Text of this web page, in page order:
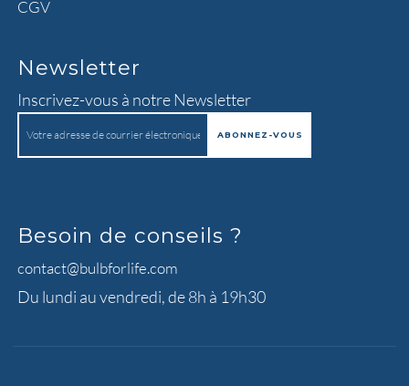
CGV
Newsletter
Inscrivez-vous à notre Newsletter
Besoin de conseils ?
contact@bulbforlife.com
Du lundi au vendredi, de 8h à 19h30